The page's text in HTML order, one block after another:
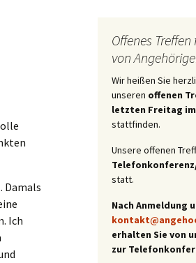
Damals
Ich
Offenes
von
Wir heißen Sie
unseren offenen
letzten Freitag
stattfinden.
Unsere offenen
statt.
Nach Anmeldung
erhalten Sie von
zur